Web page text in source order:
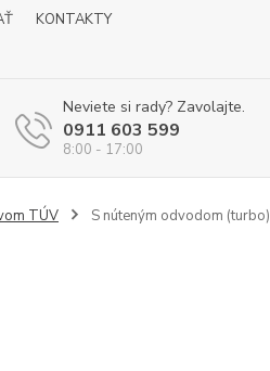
KONTAKTY
Neviete si rady? Zavolajte.
0911 603 599
8:00 - 17:00
TÚV S núteným odvodom (turbo)